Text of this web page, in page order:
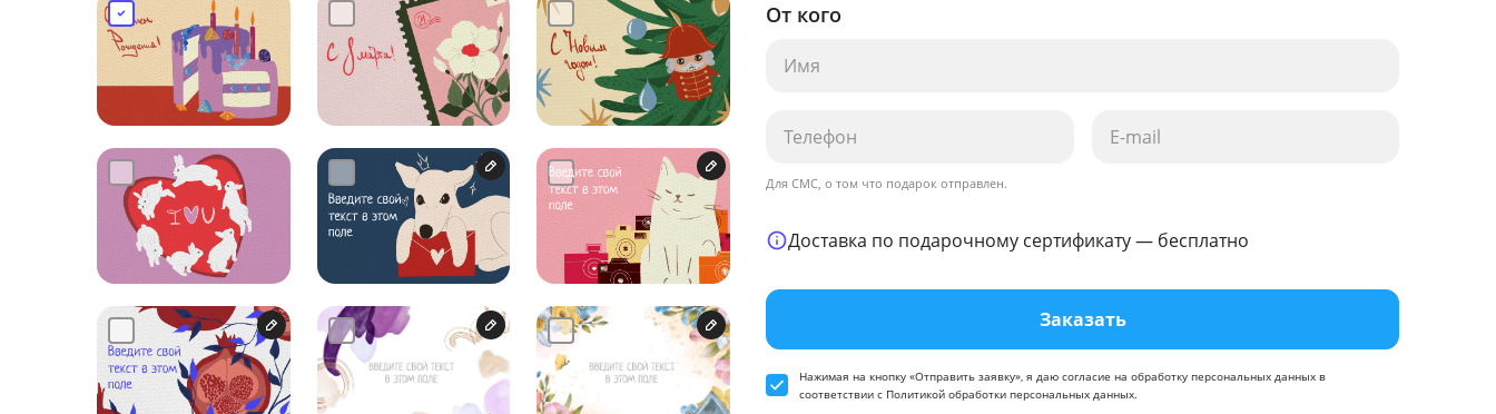
От кого
Для СМС, о том что подарок отправлен.
Доставка по подарочному сертификату — бесплатно
Заказать
Нажимая на кнопку «Отправить заявку», я даю согласие на обработку персональных данных в
соответствии с Политикой обработки персональных данных.